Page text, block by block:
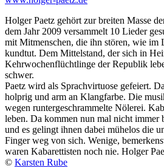
Holger Paetz gehört zur breiten Masse
dem Jahr 2009 versammelt 10 Lieder
mit Mitmenschen, die ihn stören, wie im
kundtut. Dem Mittelstand, der sich in
Kehrwochenflüchtlinge der Republik
schwer.
Paetz wird als Sprachvirtuose gefeiert.
holprig und arm an Klangfarbe. Die
wegen runtergeschrammelte Nölerei.
leben. Da kommen nun mal nicht immer
und es gelingt ihnen dabei mühelos die
Finger weg von sich. Wenige,
waren Kabarettisten noch nie. Holger
© Karsten Rube